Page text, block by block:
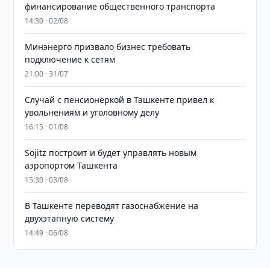
финансирование общественного транспорта
14:30 · 02/08
Минэнерго призвало бизнес требовать
подключение к сетям
21:00 · 31/07
Случай с пенсионеркой в Ташкенте привел к
увольнениям и уголовному делу
16:15 · 01/08
Sojitz построит и будет управлять новым
аэропортом Ташкента
15:30 · 03/08
В Ташкенте переводят газоснабжение на
двухэтапную систему
14:49 · 06/08